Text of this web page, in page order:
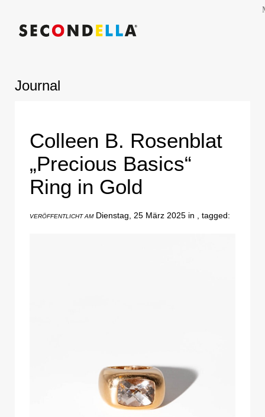
Journal
Colleen B. Rosenblat
„Precious Basics“
Ring in Gold
VERÖFFENTLICHT AMDienstag, 25 März 2025 in , tagged: